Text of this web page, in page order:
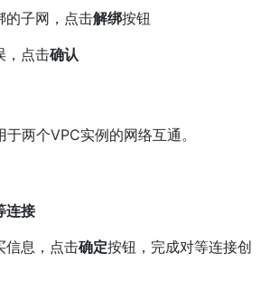
的子网，点击解绑按钮
，点击确认
两个VPC实例的网络互通。
连接
信息，点击确定按钮，完成对等连接创